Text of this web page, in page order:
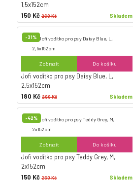
1,5x152cm
150 Kč 260 Kč Skladem
-31%
Zobrazit Do košíku
Jofi vodítko pro psy Daisy Blue, L,
2,5x152cm
180 Kč 260 Kč Skladem
-42%
Zobrazit Do košíku
Jofi vodítko pro psy Teddy Grey, M,
2x152cm
150 Kč 260 Kč Skladem